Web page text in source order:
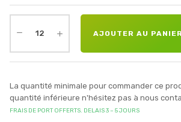
AJOUTER AU PANIER
La quantité minimale pour commander ce
quantité inférieure n'hésitez pas à nous
FRAIS DE PORT OFFERTS. DELAIS 3 – 5 JOURS